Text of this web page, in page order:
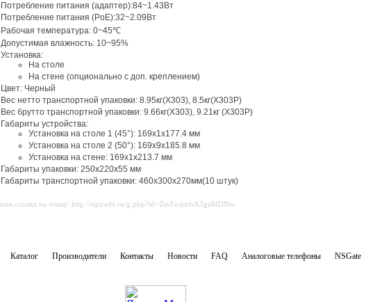
Потребление питания (адаптер):84~1.43Вт
Потребление питания (PoE):32~2.09Вт
Рабочая температура: 0~45℃
Допустимая влажность: 10~95%
Установка:
На столе
На стене (опционально с доп. креплением)
Цвет: Черный
Вес нетто транспортной упаковки: 8.95кг(X303), 8.5кг(X303P)
Вес брутто транспортной упаковки: 9.66кг(X303), 9.21кг (X303P)
Габариты устройства:
Установка на столе 1 (45°): 169x1x177.4 мм
Установка на столе 2 (50°): 169x9x185.8 мм
Установка на стене: 169x1x213.7 мм
Габариты упаковки: 250x220x55 мм
Габариты транспортной упаковки: 460x300x270мм(10 штук)
ссылка на товар: http://siptrade.ru/g.php?id=ZmFudmlsX3gzMDNw
Каталог Производители Контакты Новости FAQ Аналоговые телефоны NSGate